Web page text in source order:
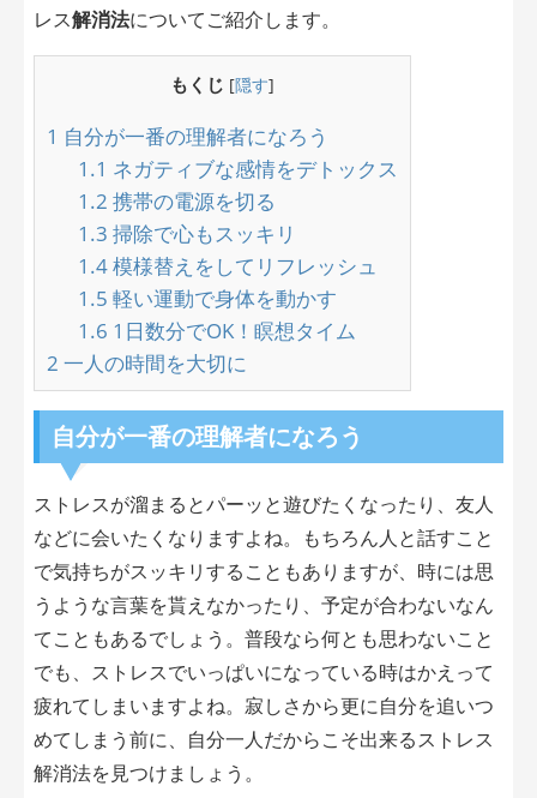
レス解消法についてご紹介します。
もくじ [隠す]
1 自分が一番の理解者になろう
1.1 ネガティブな感情をデトックス
1.2 携帯の電源を切る
1.3 掃除で心もスッキリ
1.4模様替えをしてリフレッシュ
1.5 軽い運動で身体を動かす
1.6 1日数分でOK！瞑想タイム
2 一人の時間を大切に
自分が一番の理解者になろう
ストレスが溜まるとパーッと遊びたくなったり、友人
などに会いたくなりますよね。もちろん人と話すこと
で気持ちがスッキリすることもありますが、時には思
うような言葉を貰えなかったり、予定が合わないなん
てこともあるでしょう。普段なら何とも思わないこと
でも、ストレスでいっぱいになっている時はかえって
疲れてしまいますよね。寂しさから更に自分を追いつ
めてしまう前に、自分一人だからこそ出来るストレス
解消法を見つけましょう。